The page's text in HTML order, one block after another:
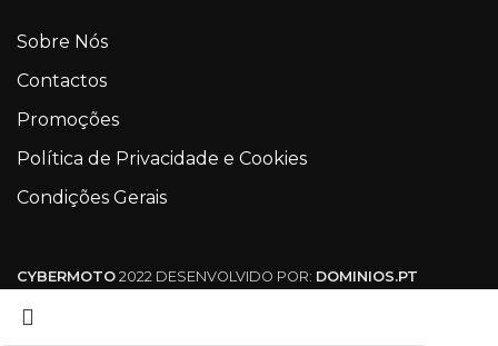
Sobre Nós
Contactos
Promoções
Política de Privacidade e Cookies
Condições Gerais
CYBERMOTO 2022 DESENVOLVIDO POR: DOMINIOS.PT